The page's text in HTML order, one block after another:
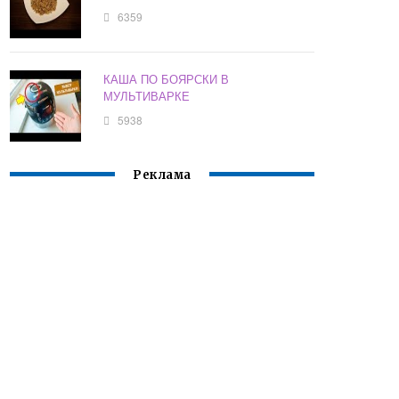
6359
КАША ПО БОЯРСКИ В
МУЛЬТИВАРКЕ
5938
Реклама